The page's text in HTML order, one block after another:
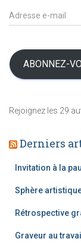
r
c
l
A
d
s
s
-
a
ABONNEZ-
Rejoignez les 29
Derniers
Invitation à la
Sphère
Rétrospective
Graveur au